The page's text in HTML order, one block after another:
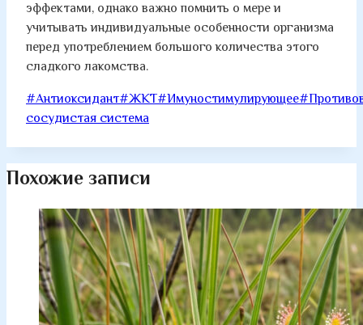
эффектами, однако важно помнить о мере и
учитывать индивидуальные особенности организма
перед употреблением большого количества этого
сладкого лакомства.
Метки
записи:
#Антиоксидант#ЖКТ#Имуностимулирующее#
сосудистая система
Похожие записи